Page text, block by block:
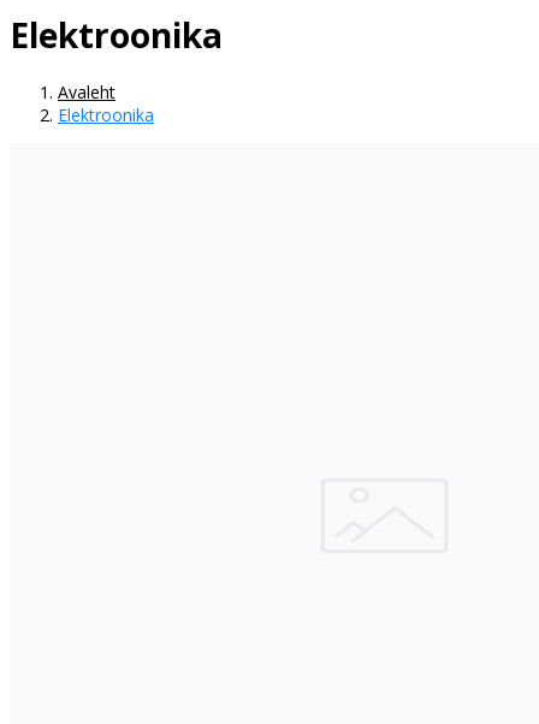
Elektroonika
Avaleht
Elektroonika